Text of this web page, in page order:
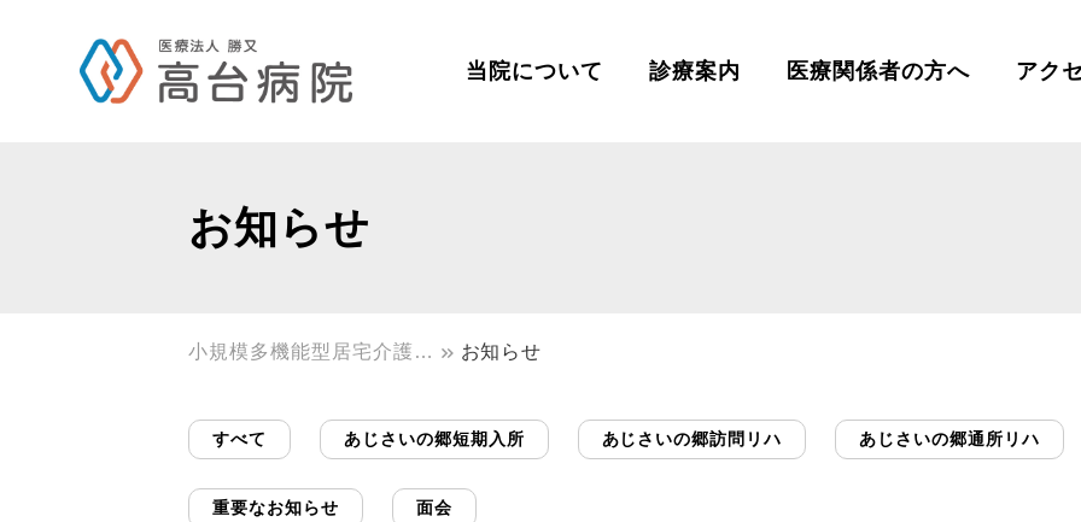
当院について 診療案内 医療関係者の方へ アク
お知らせ
小規模多機能型居宅介護
お知らせ
すべて あじさいの郷短期入所 あじさいの郷訪問リハ あじさいの郷通所リハ
重要なお知らせ 面会